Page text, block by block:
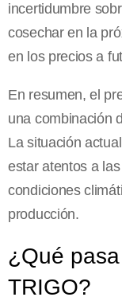
incertidumbre
cosechar en la
en los precios a
En resumen, el
una combinación
La situación
estar atentos a
condiciones
producción.
¿Qué
TRIGO?